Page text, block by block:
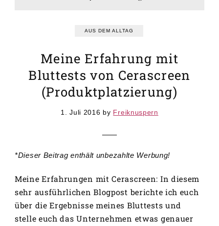
AUS DEM ALLTAG
Meine Erfahrung mit
Bluttests von Cerascreen
(Produktplatzierung)
1. Juli 2016 by Freiknuspern
*Dieser Beitrag enthält unbezahlte Werbung!
Meine Erfahrungen mit Cerascreen: In diesem
sehr ausführlichen Blogpost berichte ich euch
über die Ergebnisse meines Bluttests und
stelle euch das Unternehmen etwas genauer